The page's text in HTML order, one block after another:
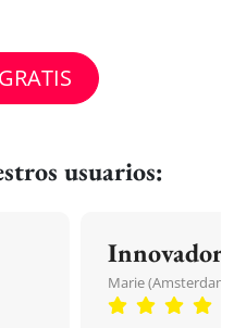
usuarios:
Innovador
Marie (Amsterdam,